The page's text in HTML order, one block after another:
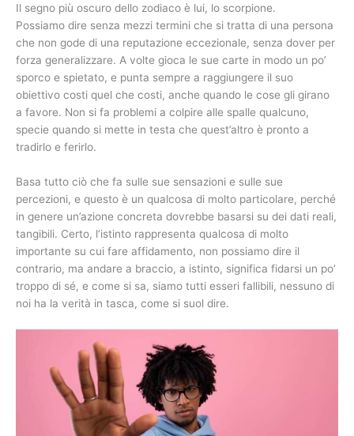
Il segno più oscuro dello zodiaco è lui, lo scorpione.
Possiamo dire senza mezzi termini che si tratta di una persona
che non gode di una reputazione eccezionale, senza dover per
forza generalizzare. A volte gioca le sue carte in modo un po’
sporco e spietato, e punta sempre a raggiungere il suo
obiettivo costi quel che costi, anche quando le cose gli girano
a favore. Non si fa problemi a colpire alle spalle qualcuno,
specie quando si mette in testa che quest’altro è pronto a
tradirlo e ferirlo.
Basa tutto ciò che fa sulle sue sensazioni e sulle sue
percezioni, e questo è un qualcosa di molto particolare, perché
in genere un’azione concreta dovrebbe basarsi su dei dati reali,
tangibili. Certo, l’istinto rappresenta qualcosa di molto
importante su cui fare affidamento, non possiamo dire il
contrario, ma andare a braccio, a istinto, significa fidarsi un po’
troppo di sé, e come si sa, siamo tutti esseri fallibili, nessuno di
noi ha la verità in tasca, come si suol dire.